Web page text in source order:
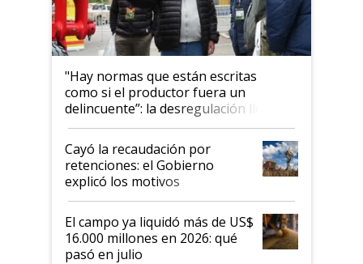
"Hay normas que están escritas
como si el productor fuera un
delincuente”: la desregulación llegó
al Congreso Aapresid y hasta se
habló del financiamiento al IPCVA
Cayó la recaudación por
retenciones: el Gobierno
explicó los motivos
El campo ya liquidó más de US$
16.000 millones en 2026: qué
pasó en julio